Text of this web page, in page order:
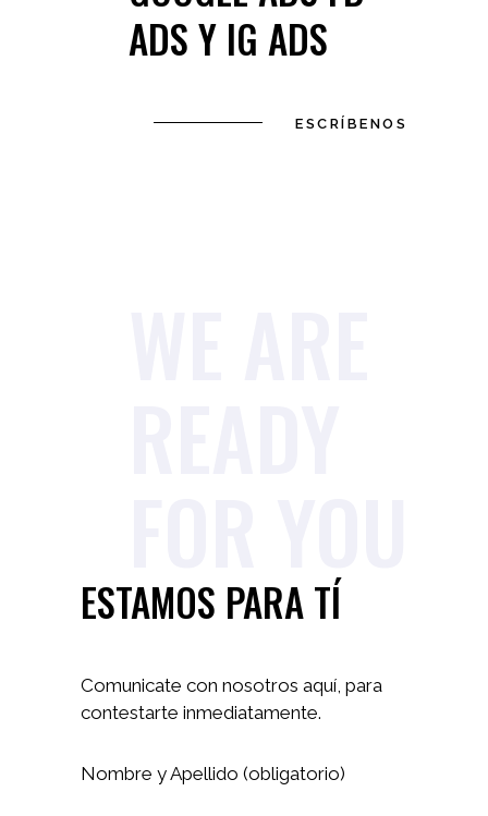
ADS Y IG ADS
ESCRÍBENOS
ESTAMOS PARA TÍ
Comunicate con nosotros aquí, para
contestarte inmediatamente.
Nombre y Apellido (obligatorio)